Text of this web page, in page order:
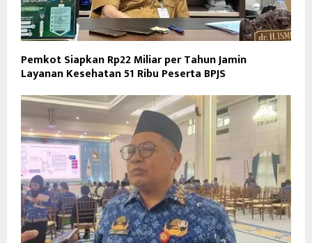
Pemkot Siapkan Rp22 Miliar per Tahun Jamin
Layanan Kesehatan 51 Ribu Peserta BPJS